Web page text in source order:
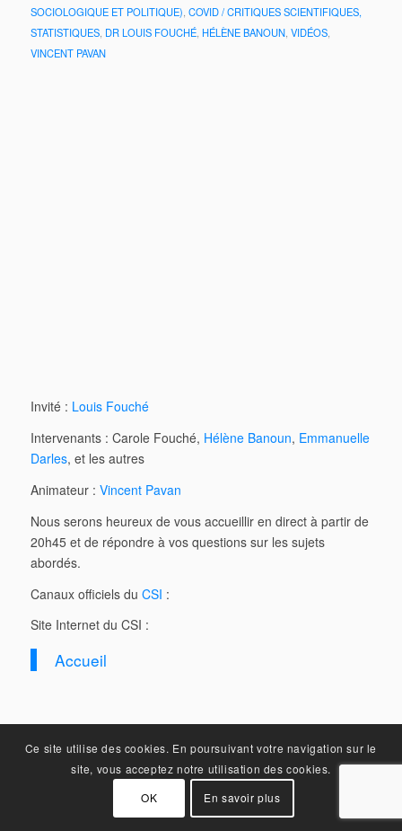
SOCIOLOGIQUE ET POLITIQUE), COVID / CRITIQUES SCIENTIFIQUES,
STATISTIQUES, DR LOUIS FOUCHÉ, HÉLÈNE BANOUN, VIDÉOS,
VINCENT PAVAN
Invité : Louis Fouché
Intervenants : Carole Fouché, Hélène Banoun, Emmanuelle
Darles, et les autres
Animateur : Vincent Pavan
Nous serons heureux de vous accueillir en direct à partir de
20h45 et de répondre à vos questions sur les sujets
abordés.
Canaux officiels du CSI :
Site Internet du CSI :
Accueil
Ce site utilise des cookies. En poursuivant votre navigation sur le
site, vous acceptez notre utilisation des cookies.
OK
En savoir plus